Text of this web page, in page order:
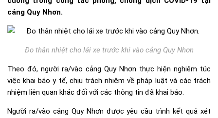
cảng Quy Nhơn.
Đo thân nhiệt cho lái xe trước khi vào cảng Quy Nhơn
Theo đó, người ra/vào cảng Quy Nhơn thực hiện nghiêm túc
việc khai báo y tế, chịu trách nhiệm về pháp luật và các trách
nhiệm liên quan khác đối với các thông tin đã khai báo.
Người ra/vào cảng Quy Nhơn được yêu cầu trình kết quả xét